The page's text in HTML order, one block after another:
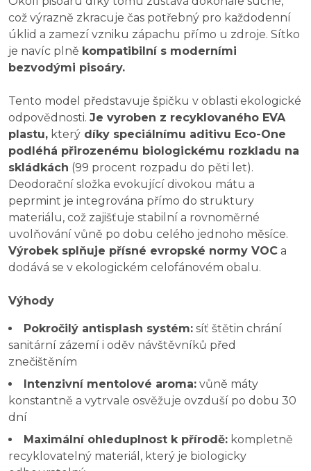
což výrazně zkracuje čas potřebný pro každodenní
úklid a zamezí vzniku zápachu přímo u zdroje. Sítko
je navíc plně kompatibilní s moderními
bezvodými pisoáry.
Tento model představuje špičku v oblasti ekologické
odpovědnosti. Je vyroben z recyklovaného EVA
plastu, který díky speciálnímu aditivu Eco-One
podléhá přirozenému biologickému rozkladu na
skládkách (99 procent rozpadu do pěti let).
Deodorační složka evokující divokou mátu a
peprmint je integrována přímo do struktury
materiálu, což zajišťuje stabilní a rovnoměrné
uvolňování vůně po dobu celého jednoho měsíce.
Výrobek splňuje přísné evropské normy VOC a
dodává se v ekologickém celofánovém obalu.
Výhody
Pokročilý antisplash systém: síť štětin chrání
sanitární zázemí i oděv návštěvníků před
znečištěním
Intenzivní mentolové aroma: vůně máty
konstantně a vytrvale osvěžuje ovzduší po dobu 30
dní
Maximální ohleduplnost k přírodě: kompletně
recyklovatelný materiál, který je biologicky